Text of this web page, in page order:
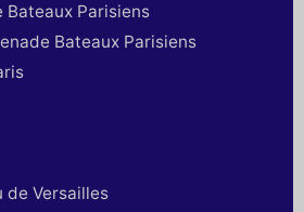
Bateaux Parisiens
Bateaux Parisiens
de Versailles